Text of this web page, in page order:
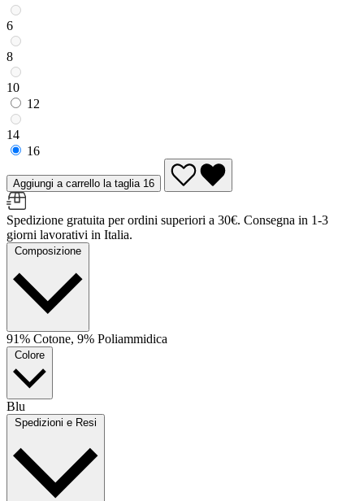
6
8
10
12
14
16
Aggiungi a carrello la taglia 16
Spedizione gratuita per ordini superiori a 30€. Consegna in 1-3
giorni lavorativi in Italia.
Composizione
91% Cotone, 9% Poliammidica
Colore
Blu
Spedizioni e Resi